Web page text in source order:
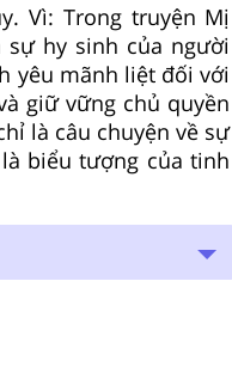
Vì: Trong truyện Mị
sự hy sinh của người
yêu mãnh liệt đối với
giữ vững chủ quyền
là câu chuyện về sự
biểu tượng của tinh